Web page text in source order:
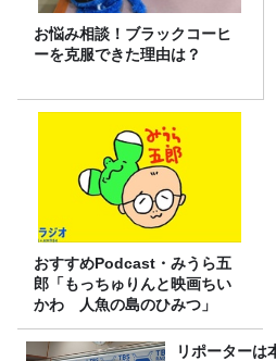
お悩み相談！ブラックコーヒ
ーを克服できた理由は？
おすすめPodcast・みうら五
郎「もっちゅりんと映画ちい
かわ 人魚の島のひみつ」
リポーターは